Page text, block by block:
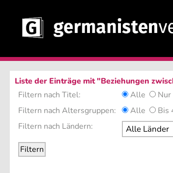
Liste der Einträge mit "Beziehungen
Filtern nach Titel:
Alle Nur
Filtern nach Altersgruppen:
Alle Bis
Filtern nach Ländern: